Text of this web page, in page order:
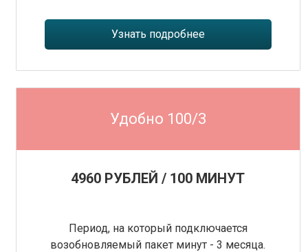
Узнать подробнее
Удобно 100/3
4960 РУБЛЕЙ / 100 МИНУТ
Период, на который подключается
возобновляемый пакет минут - 3 месяца.